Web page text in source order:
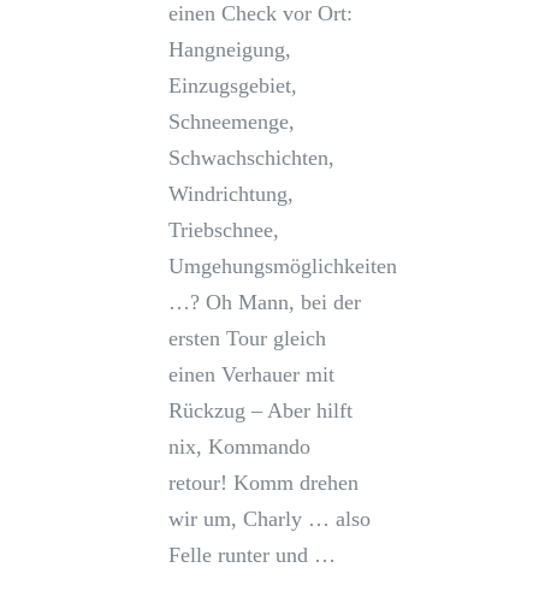
einen Check vor Ort:
Hangneigung,
Einzugsgebiet,
Schneemenge,
Schwachschichten,
Windrichtung,
Triebschnee,
Umgehungsmöglichkeiten
…? Oh Mann, bei der
ersten Tour gleich
einen Verhauer mit
Rückzug – Aber hilft
nix, Kommando
retour! Komm drehen
wir um, Charly … also
Felle runter und …